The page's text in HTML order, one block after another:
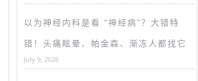
以为神经内科是看 “神经病”？大错特
错！头痛眩晕、帕金森、渐冻人都找它
July 9, 2026